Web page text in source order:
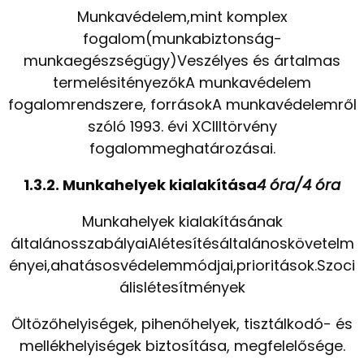
Munkavédelem,mint komplex
fogalom(munkabiztonság-
munkaegészségügy)Veszélyes és ártalmas
termelésitényezőkA munkavédelem
fogalomrendszere, forrásokA munkavédelemről
szóló 1993. évi XCIIItörvény
fogalommeghatározásai.
1.3.2. Munkahelyek kialakítása4 óra/4 óra
Munkahelyek kialakításának
általánosszabályaiAlétesítésáltalánoskövetelm
ényei,ahatásosvédelemmódjai,prioritások.Szoci
álislétesítmények
Öltözőhelyiségek, pihenőhelyek, tisztálkodó- és
mellékhelyiségek biztosítása, megfelelősége.